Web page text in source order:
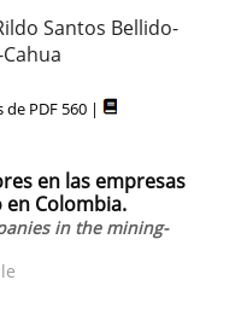
Santos Bellido-
de PDF 560 |
en las empresas
Colombia.
in the mining-